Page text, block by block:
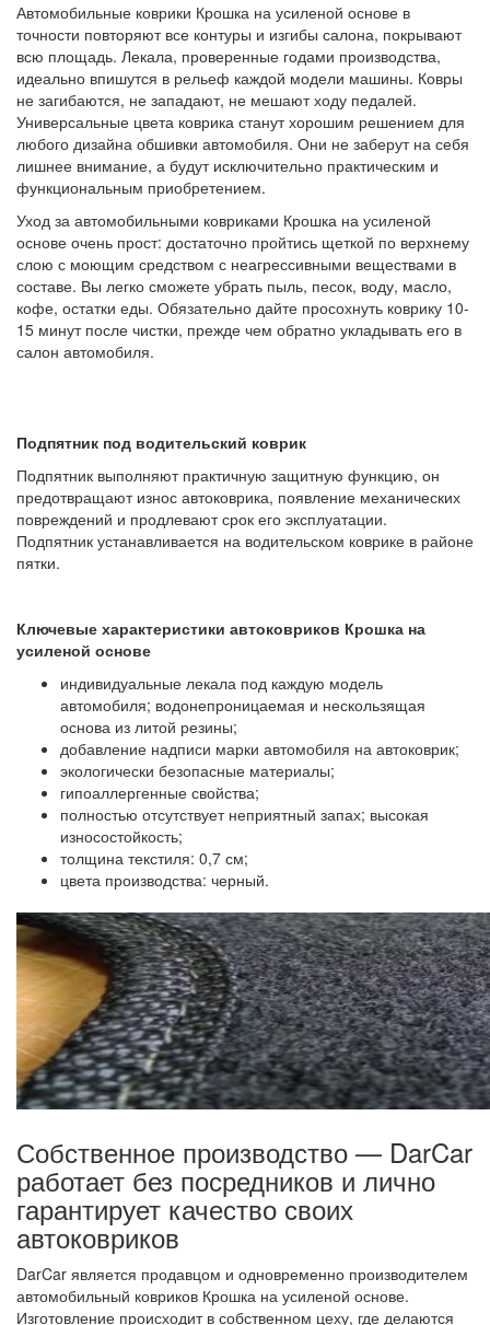
Автомобильные коврики Крошка на усиленой основе в
точности повторяют все контуры и изгибы салона, покрывают
всю площадь. Лекала, проверенные годами производства,
идеально впишутся в рельеф каждой модели машины. Ковры
не загибаются, не западают, не мешают ходу педалей.
Универсальные цвета коврика станут хорошим решением для
любого дизайна обшивки автомобиля. Они не заберут на себя
лишнее внимание, а будут исключительно практическим и
функциональным приобретением.
Уход за автомобильными ковриками Крошка на усиленой
основе очень прост: достаточно пройтись щеткой по верхнему
слою с моющим средством с неагрессивными веществами в
составе. Вы легко сможете убрать пыль, песок, воду, масло,
кофе, остатки еды. Обязательно дайте просохнуть коврику 10-
15 минут после чистки, прежде чем обратно укладывать его в
салон автомобиля.
Подпятник под водительский коврик
Подпятник выполняют практичную защитную функцию, он
предотвращают износ автоковрика, появление механических
повреждений и продлевают срок его эксплуатации.
Подпятник устанавливается на водительском коврике в районе
пятки.
Ключевые характеристики автоковриков Крошка на
усиленой основе
индивидуальные лекала под каждую модель
автомобиля; водонепроницаемая и нескользящая
основа из литой резины;
добавление надписи марки автомобиля на автоковрик;
экологически безопасные материалы;
гипоаллергенные свойства;
полностью отсутствует неприятный запах; высокая
износостойкость;
толщина текстиля: 0,7 см;
цвета производства: черный.
Собственное производство — DarCar
работает без посредников и лично
гарантирует качество своих
автоковриков
DarCar является продавцом и одновременно производителем
автомобильный ковриков Крошка на усиленой основе.
Изготовление происходит в собственном цеху, где делаются